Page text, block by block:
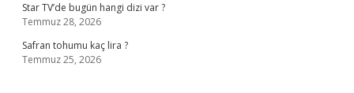
Star TV’de bugün hangi dizi var ?
Temmuz 28, 2026
Safran tohumu kaç lira ?
Temmuz 25, 2026